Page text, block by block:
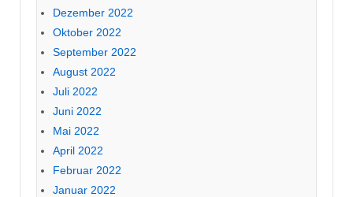
Dezember 2022
Oktober 2022
September 2022
August 2022
Juli 2022
Juni 2022
Mai 2022
April 2022
Februar 2022
Januar 2022